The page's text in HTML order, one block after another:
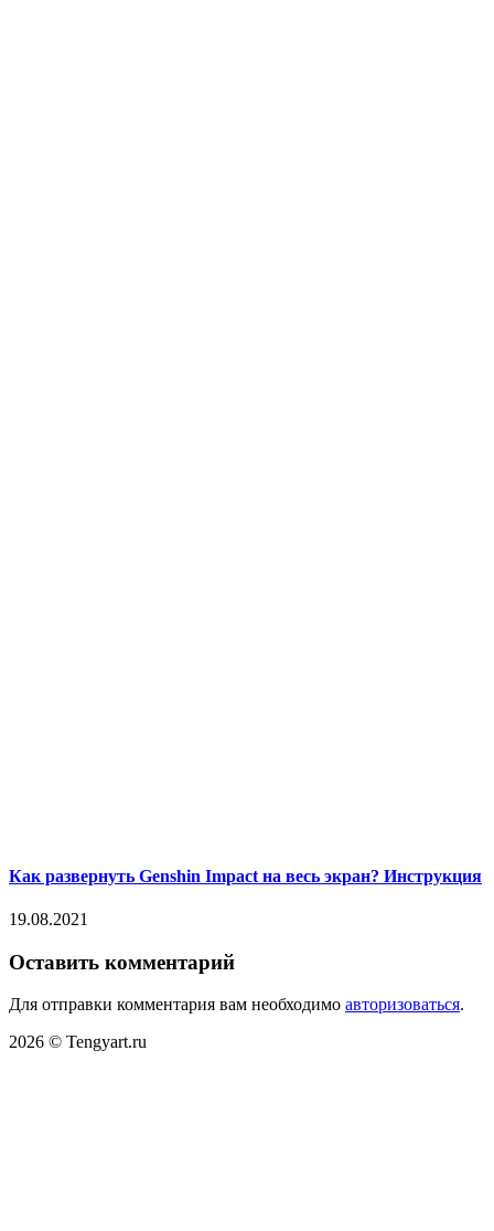
Как развернуть Genshin Impact на весь экран? Инструкция
19.08.2021
Оставить комментарий
Для отправки комментария вам необходимо авторизоваться.
2026 © Tengyart.ru